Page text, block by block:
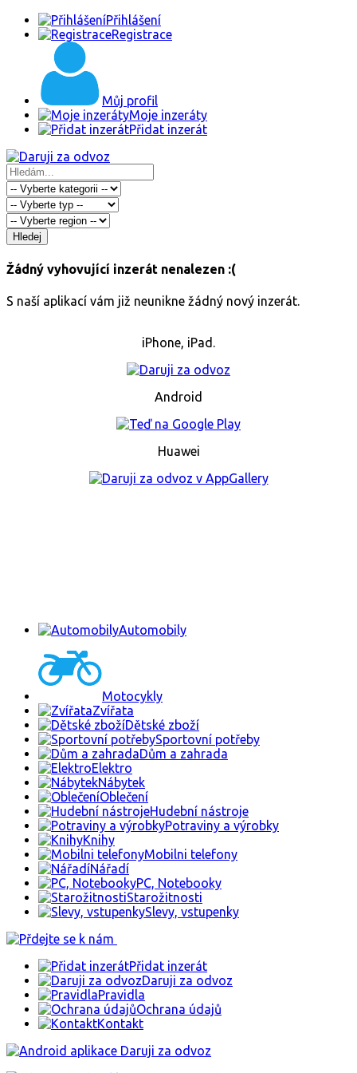
Přihlášení
Registrace
Můj profil
Moje inzeráty
Přidat inzerát
Hledej
Žádný vyhovující inzerát nenalezen :(
S naší aplikací vám již neunikne žádný nový inzerát.
iPhone, iPad.
Android
Huawei
Automobily
Motocykly
Zvířata
Dětské zboží
Sportovní potřeby
Dům a zahrada
Elektro
Nábytek
Oblečení
Hudební nástroje
Potraviny a výrobky
Knihy
Mobilni telefony
Nářadí
PC, Notebooky
Starožitnosti
Slevy, vstupenky
Přidat inzerát
Daruji za odvoz
Pravidla
Ochrana údajů
Kontakt